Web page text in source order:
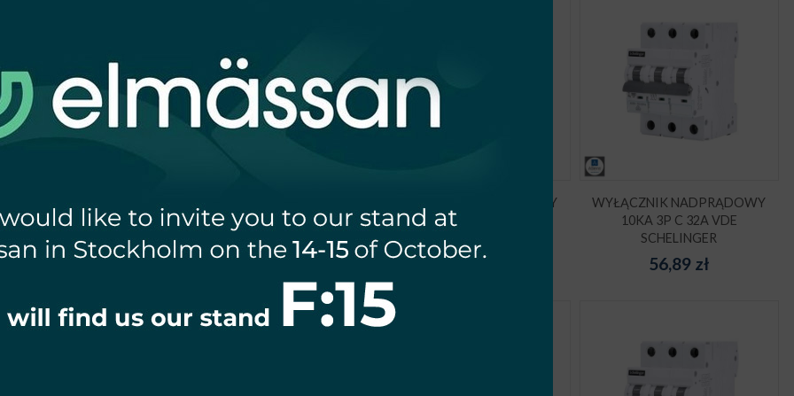
3P C 63A VDE
SCHELINGER
59,84 zł
10KA 3P C 50A VDE
SCHELINGER
59,84 zł
WYŁĄCZNIK NADPRĄDOWY
10KA 3P C 40A VDE
SCHELINGER
59,84 zł
WYŁĄCZNIK NADPRĄDOWY
10KA 3P C 32A VDE
SCHELINGER
56,89zł